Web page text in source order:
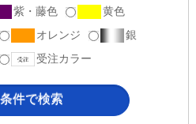
紫・藤色
黄色
オレンジ
銀
受注カラー